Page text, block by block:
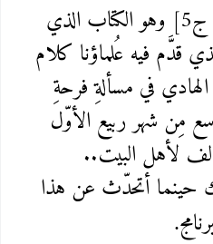
وقفة عند [تأريخ الطبري: ج5] وهو الكتاب الذي
قدَّم فيه عُلماؤنا كلام
في مسألةِ فرحةِ
مِن شهر ربيع الأوّل
لأهل البيت..
حينما أتحدّث عن هذا
.